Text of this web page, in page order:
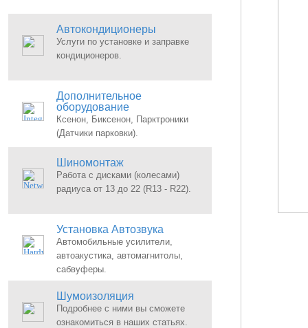
Автокондиционеры
Услуги по установке и заправке
кондиционеров.
Дополнительное
оборудование
Ксенон, Биксенон, Парктроники
(Датчики парковки).
Шиномонтаж
Работа с дисками (колесами)
радиуса от 13 до 22 (R13 - R22).
Установка Автозвука
Автомобильные усилители,
автоакустика, автомагнитолы,
сабвуферы.
Шумоизоляция
Подробнее с ними вы сможете
ознакомиться в наших статьях.